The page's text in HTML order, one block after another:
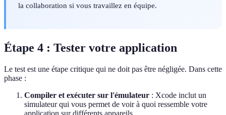
la collaboration si vous travaillez en équipe.
Étape 4 : Tester votre application
Le test est une étape critique qui ne doit pas être négligée. Dans cette
phase :
Compiler et exécuter sur l'émulateur : Xcode inclut un
simulateur qui vous permet de voir à quoi ressemble votre
application sur différents appareils.